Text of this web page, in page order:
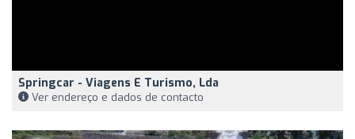
Springcar - Viagens E Turismo, Lda
Ver endereço e dados de contacto